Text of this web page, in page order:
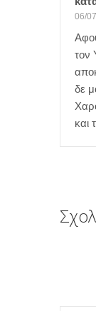
06/
τον
δε
και